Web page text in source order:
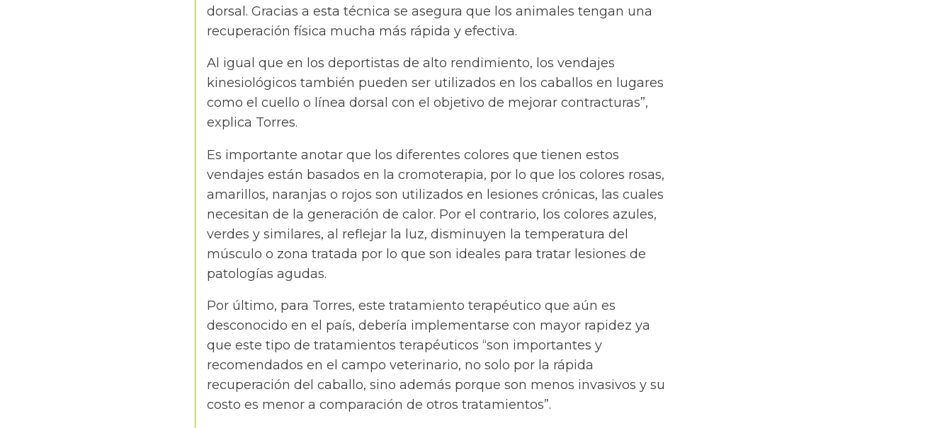
dorsal. Gracias a esta técnica se asegura que los animales tengan una
recuperación física mucha más rápida y efectiva.
Al igual que en los deportistas de alto rendimiento, los vendajes
kinesiológicos también pueden ser utilizados en los caballos en lugares
como el cuello o línea dorsal con el objetivo de mejorar contracturas”,
explica Torres.
Es importante anotar que los diferentes colores que tienen estos
vendajes están basados en la cromoterapia, por lo que los colores rosas,
amarillos, naranjas o rojos son utilizados en lesiones crónicas, las cuales
necesitan de la generación de calor. Por el contrario, los colores azules,
verdes y similares, al reflejar la luz, disminuyen la temperatura del
músculo o zona tratada por lo que son ideales para tratar lesiones de
patologías agudas.
Por último, para Torres, este tratamiento terapéutico que aún es
desconocido en el país, debería implementarse con mayor rapidez ya
que este tipo de tratamientos terapéuticos “son importantes y
recomendados en el campo veterinario, no solo por la rápida
recuperación del caballo, sino además porque son menos invasivos y su
costo es menor a comparación de otros tratamientos”.